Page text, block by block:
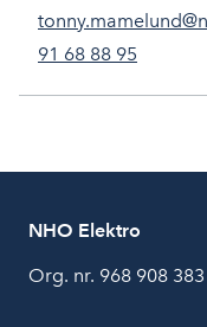
91 68 88 95
NHO Elektro
Org. nr. 968 908